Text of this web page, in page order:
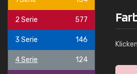
2 Serie 577
3 Serie 146
4 Serie 124